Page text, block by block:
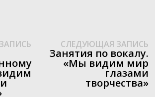
Предыдущая
запись:
СЛЕДУЮЩАЯ ЗАПИСЬ
Занятия по вокалу.
«Мы видим мир
глазами
творчества»